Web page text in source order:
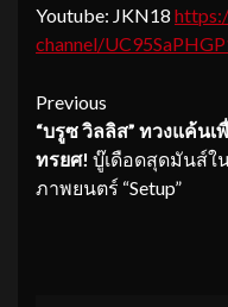
Youtube: JKN18
channel/
Continue
Reading
Previous
“บรูซ วิลลิส” ทวงแค้นเ
ทรยศ! บู๊เดือดสุดมันส์ใ
ภาพยนตร์ “Setup”